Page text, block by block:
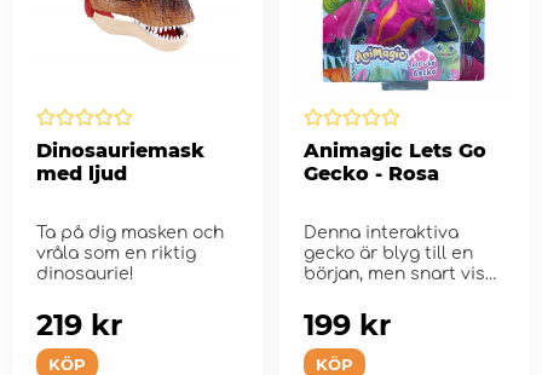
Dinosauriemask
med ljud
Ta på dig masken och
vråla som en riktig
dinosaurie!
KÖP
219 kr
Animagic Lets Go
Gecko - Rosa
Denna interaktiva
gecko är blyg till en
början, men snart visar
KÖP
199 kr